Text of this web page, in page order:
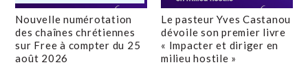
Nouvelle numérotation
des chaînes chrétiennes
sur Free à compter du 25
août 2026
Le pasteur Yves Castanou
dévoile son premier livre
« Impacter et diriger en
milieu hostile »